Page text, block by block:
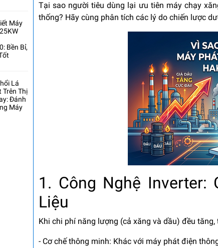
Máy
Bền Bỉ,
Lá
Trên Thị
Đánh
Máy
Tại sao người tiêu dùng lại ưu tiên máy chạy
thống? Hãy cùng phân tích các lý do chiến lược
1. Công Nghệ Inverter:
Liệu
Khi chi phí năng lượng (cả xăng và dầu) đều
- Cơ chế thông minh: Khác với máy phát điện